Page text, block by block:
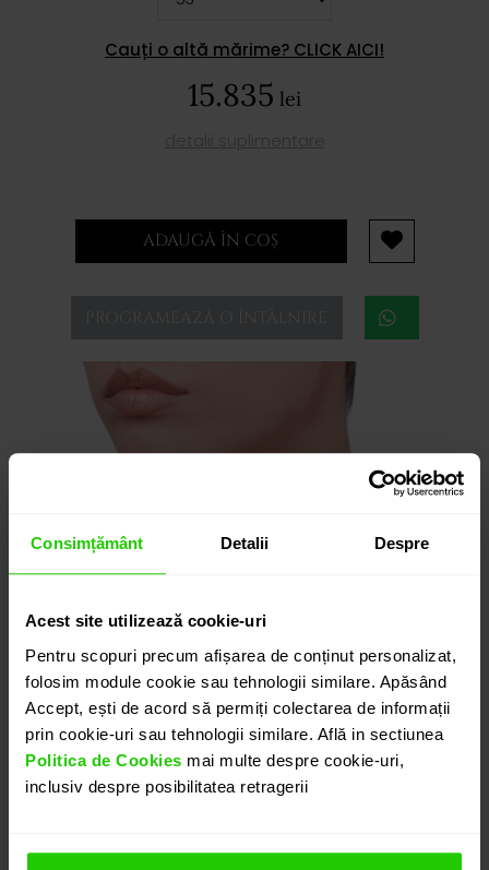
Consimțământ Detalii Despre
Acest site utilizează cookie-uri
Pentru scopuri precum afișarea de conținut personalizat,
folosim module cookie sau tehnologii similare. Apăsând
Accept, ești de acord să permiți colectarea de informații
prin cookie-uri sau tehnologii similare. Află in sectiunea
Politica de Cookies mai multe despre cookie-uri,
inclusiv despre posibilitatea retragerii
Cauți o altă mărime? CLICK AICI!
15.835 lei
ADAUGĂ ÎN COȘ